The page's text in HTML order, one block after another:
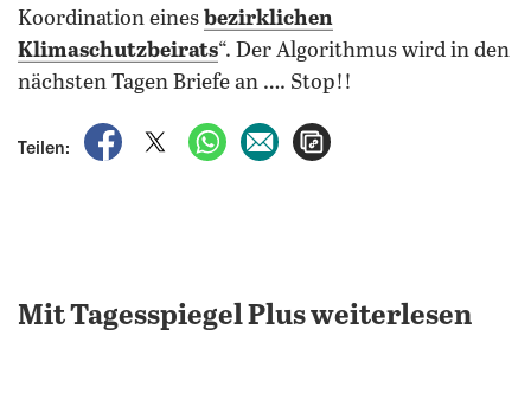
Koordination eines bezirklichen
Klimaschutzbeirats“. Der Algorithmus wird in den
nächsten Tagen Briefe an …. Stop!!
Teilen:
auf Facebook teilen
auf X teilenper WhatsApp teilen
per E-Mail teilen
Mit Tagesspiegel Plus weiterlesen